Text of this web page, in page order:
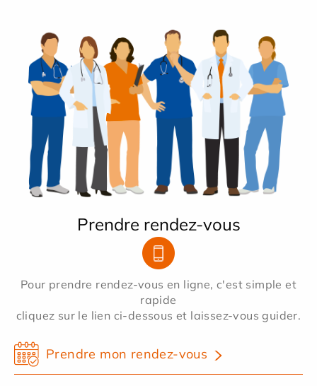
Prendre rendez-vous
Pour prendre rendez-vous en ligne, c'est simple et
rapide
cliquez sur le lien ci-dessous et laissez-vous guider.
Prendre mon rendez-vous